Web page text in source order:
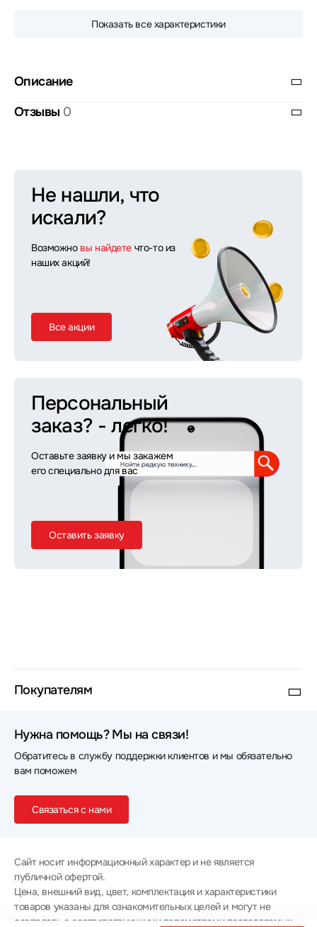
Показать все характеристики
Описание
Отзывы 0
Не нашли, что
искали?
Возможно вы найдете что-то из
наших акций!
Все акции
Персональный
заказ? - легко!
Оставьте заявку и мы закажем
его специально для вас
Оставить заявку
Покупателям
Нужна помощь? Мы на связи!
Обратитесь в службу поддержки клиентов и мы обязательно
вам поможем
Связаться с нами
Сайт носит информационный характер и не является
публичной офертой.
Цена, внешний вид, цвет, комплектация и характеристики
товаров указаны для ознакомительных целей и могут не
совпадать с соответствующими параметрами поставляемых